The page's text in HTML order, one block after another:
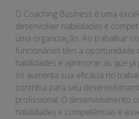
O Coaching Business é uma
desenvolver habilidades e
uma organização. Ao trabalhar
funcionários têm a oportunidade
habilidades e aprimorar as que
só aumenta sua eficácia no
contribui para seu
profissional. O desenvolvimento
habilidades e competências é